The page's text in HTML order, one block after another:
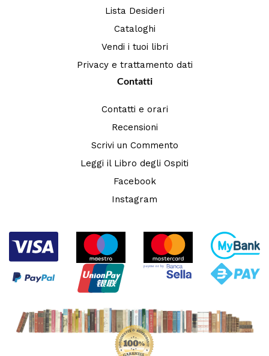
Lista Desideri
Cataloghi
Vendi i tuoi libri
Privacy e trattamento dati
Contatti
Contatti e orari
Recensioni
Scrivi un Commento
Leggi il Libro degli Ospiti
Facebook
Instagram